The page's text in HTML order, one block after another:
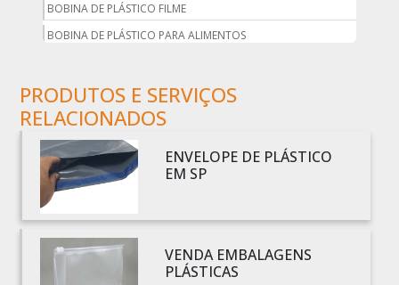
BOBINA DE PLÁSTICO FILME
BOBINA DE PLÁSTICO PARA ALIMENTOS
BOBINA DE PLÁSTICO PRETO
BOBINA DE PLÁSTICO TRANSPARENTE
BOBINA DE SACO PLÁSTICO
BOBINA PLÁSTICA
BOBINA PLÁSTICA PARA ESTUFA
BOBINA PLÁSTICO
BOBINA PLÁSTICO BOLHA
BOBINA PLÁSTICO FILME
PRODUTOS E SERVIÇOS
RELACIONADOS
ENVELOPE DE PLÁSTICO
EM SP
VENDA EMBALAGENS
PLÁSTICAS